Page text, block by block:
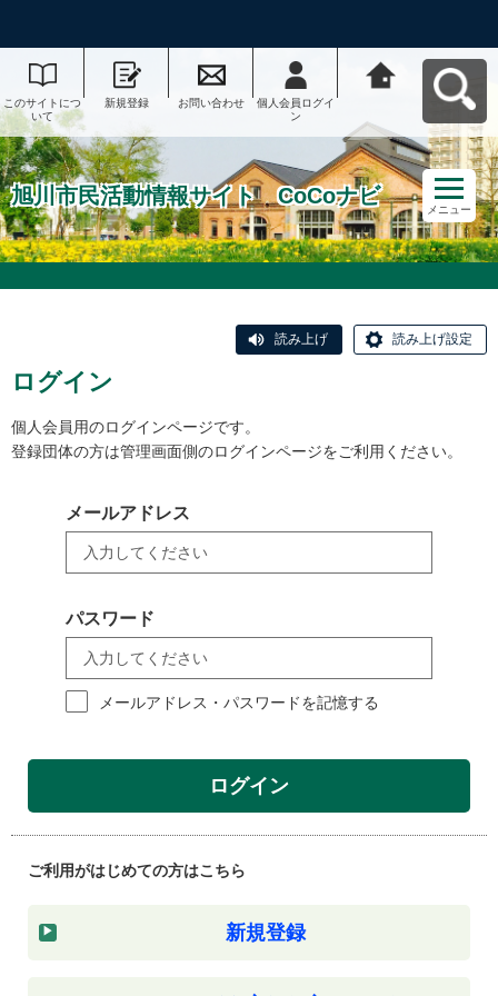
このサイトにつ
いて
新規登録 お問い合わせ
個人会員ログイ
ン
ナビへ戻る
旭川市民活動情報サイト CoCoナビ
メニュー
読み上げ 読み上げ設定
ログイン
個人会員用のログインページです。
登録団体の方は管理画面側のログインページをご利用ください。
メールアドレス
パスワード
メールアドレス・パスワードを記憶する
ログイン
ご利用がはじめての方はこちら
新規登録